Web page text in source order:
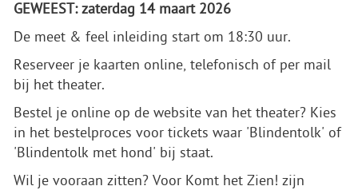
GEWEEST: zaterdag 14 maart 2026
De meet & feel inleiding start om 18:30 uur.
Reserveer je kaarten online, telefonisch of per mail
bij het theater.
Bestel je online op de website van het theater? Kies
in het bestelproces voor tickets waar 'Blindentolk' of
'Blindentolk met hond' bij staat.
Wil je vooraan zitten? Voor Komt het Zien! zijn